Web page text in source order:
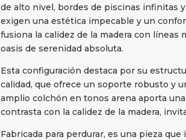
de alto nivel, bordes de piscinas infinitas
exigen una estética impecable y un
fusiona la calidez de la madera con líneas
oasis de serenidad absoluta.
Esta configuración destaca por su
calidad, que ofrece un soporte robusto y
amplio colchón en tonos arena aporta
contrasta con la calidez de la madera,
Fabricada para perdurar, es una pieza